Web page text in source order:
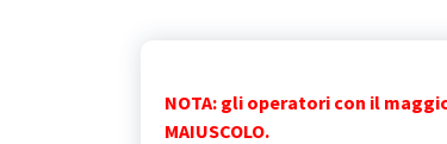
NOTA: gli operatori con il
MAIUSCOLO.